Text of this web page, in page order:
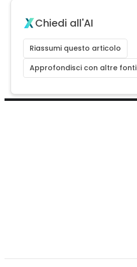
Chiedi all'AI
Riassumi questo articolo
Approfondisci con altre fonti